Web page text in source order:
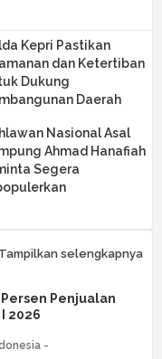
Kepri Pastikan
dan Ketertiban
Dukung
Daerah
Nasional Asal
Ahmad Hanafiah
Segera
Tampilkan selengkapnya
Persen Penjualan
2026